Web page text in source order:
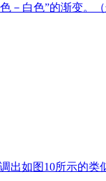
－白色”的渐变。
出如图10所示的类